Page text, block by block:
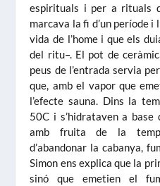
espirituals i per a rituals
marcava la fi d’un període i
vida de l’home i que els
del ritu–. El pot de
peus de l’entrada servia
que, amb el vapor que
l’efecte sauna. Dins la
50C i s’hidrataven a base
amb fruita de la
d’abandonar la cabanya,
Simon ens explica que la
sinó que emetien el